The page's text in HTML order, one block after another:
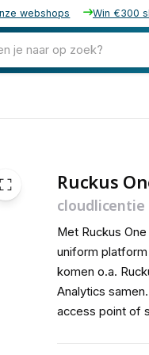
webshops Win €300
je naar op zoek?
Ruckus
cloudlicentie
Met Ruckus
uniform
komen o.a.
Analytics
access point of
excl. btw
incl. btw